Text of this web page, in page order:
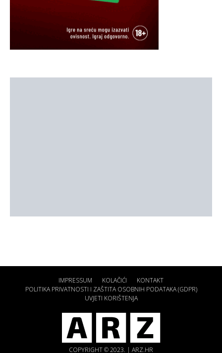
IMPRESSUM KOLAČIĆI
KONTAKT
POLITIKA PRIVATNOSTI I ZAŠTITA OSOBNIH PODATAKA (GDPR)
UVJETI KORIŠTENJA
COPYRIGHT © 2023. | ARZ.HR